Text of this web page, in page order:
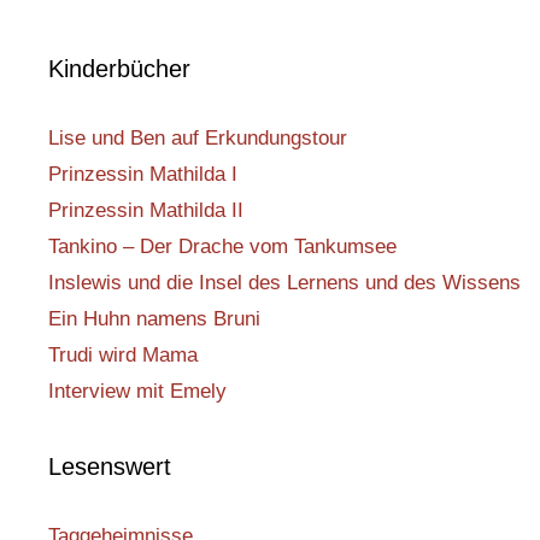
Kinderbücher
Lise und Ben auf Erkundungstour
Prinzessin Mathilda I
Prinzessin Mathilda II
Tankino – Der Drache vom Tankumsee
Inslewis und die Insel des Lernens und des Wissens
Ein Huhn namens Bruni
Trudi wird Mama
Interview mit Emely
Lesenswert